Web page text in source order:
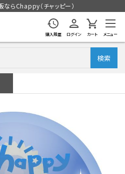
ならChappy（チャッピー）
購入履歴 ログイン カート メニュー
検索
をチェック
体